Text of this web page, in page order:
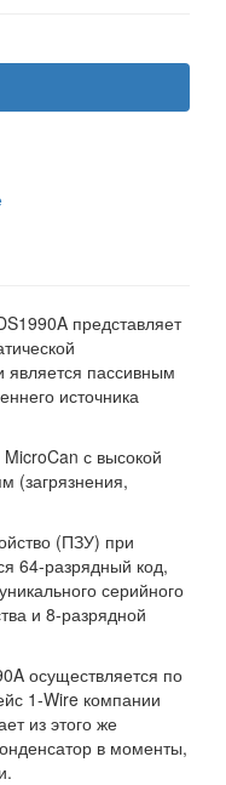
представляет
является пассивным
источника
с высокой
(загрязнения,
(ПЗУ) при
64-разрядный код,
серийного
и 8-разрядной
осуществляется по
1-Wire компании
из этого же
в моменты,